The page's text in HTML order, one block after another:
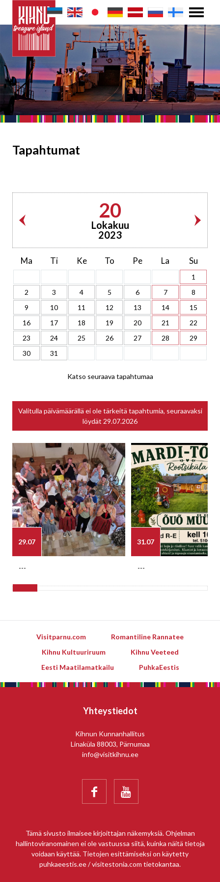
Tapahtumat
20
Lokakuu
2023
Ma Ti Ke To Pe La Su
1
2
3 4 5 6 7
8
9
10 11 12 13 14
15
16
17 18 19 20 21
22
23
24 25 26 27 28
29
30
31
Katso seuraava tapahtumaa
Valitulla päivämäärällä ei ole tärkeitä tapahtumia, seuraavaksi
löydät 29.07.2026
29.07
---
31.07
---
Visitparnu.com
Romantiline Rannatee
Kihnu Kultuuriruum
Kihnu Veeteed
Eesti Maatilamatkailu
PuhkaEestis
Yhteystiedot
Kihnun Kunnanhallitus
Linaküla 88003, Pärnumaa
info@visitkihnu.ee
 
Tämä sivusto ilmaisee kirjoittajan näkemyksiä. Ohjelman
hallintoviranomainen ei ole vastuussa siitä, kuinka näitä tietoja
voidaan käyttää. Tietojen esittämiseksi on käytetty
puhkaeestis.ee / visitestonia.com tietokantaa.